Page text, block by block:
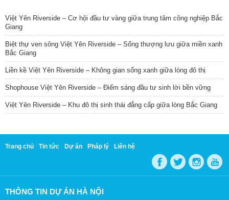
Việt Yên Riverside – Cơ hội đầu tư vàng giữa trung tâm công nghiệp Bắc
Giang
Biệt thự ven sông Việt Yên Riverside – Sống thượng lưu giữa miền xanh
Bắc Giang
Liền kề Việt Yên Riverside – Không gian sống xanh giữa lòng đô thị
Shophouse Việt Yên Riverside – Điểm sáng đầu tư sinh lời bền vững
Việt Yên Riverside – Khu đô thị sinh thái đẳng cấp giữa lòng Bắc Giang
Trang chủ Tin tức Dự án Pháp lý Liên hệ
THÔNG TIN DỰ ÁN HÀ NỘI